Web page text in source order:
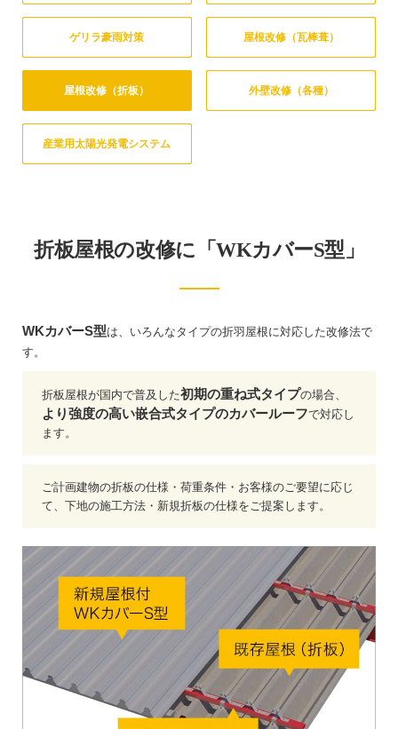
ゲリラ豪雨対策 屋根改修（瓦棒葺）
屋根改修（折板） 外壁改修（各種）
産業用太陽光発電システム
折板屋根の改修に「WKカバーS型」
WKカバーS型は、いろんなタイプの折羽屋根に対応した改修法で
す。
折板屋根が国内で普及した初期の重ね式タイプの場合、
より強度の高い嵌合式タイプのカバールーフで対応し
ます。
ご計画建物の折板の仕様・荷重条件・お客様のご要望に応じ
て、下地の施工方法・新規折板の仕様をご提案します。